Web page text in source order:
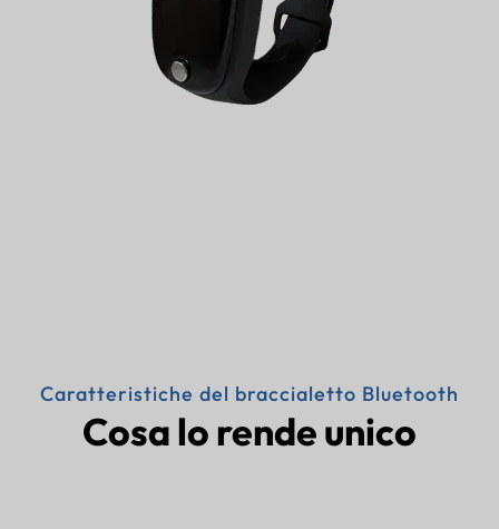
Caratteristiche del braccialetto Bluetooth
Cosa lo rende unico